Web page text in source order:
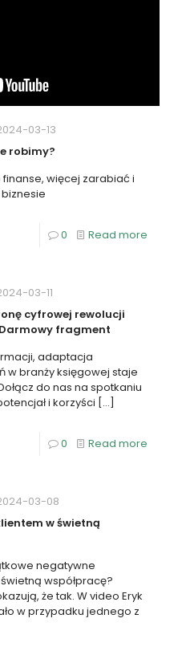
03-13
robimy?
więcej zarabiać i
0 Read more
03-11
cyfrowej rewolucji
fragment
adaptacja
w branży księgowej staje
do nas na spotkaniu
i korzyści […]
0 Read more
03-08
w świetną
negatywne
współpracę?
że tak. W video Eryk
w przypadku jednego z